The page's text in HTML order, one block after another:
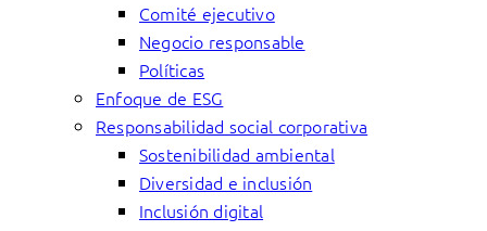
Comité ejecutivo
Negocio responsable
Políticas
Enfoque de ESG
Responsabilidad social corporativa
Sostenibilidad ambiental
Diversidad e inclusión
Inclusión digital